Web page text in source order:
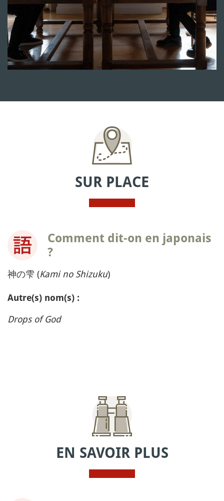
SUR PLACE
Comment dit-on en japonais
?
神の雫 (Kami no Shizuku)
Autre(s) nom(s) :
Drops of God
EN SAVOIR PLUS